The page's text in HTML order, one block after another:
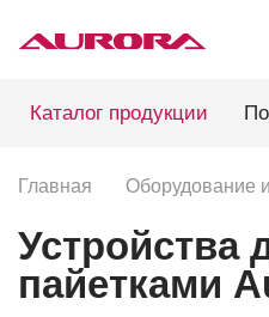
Каталог продукции
Главная Оборудование
Устройства
пайетками